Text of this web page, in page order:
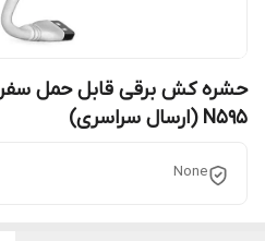
N595 (ارسال سراسری)
None